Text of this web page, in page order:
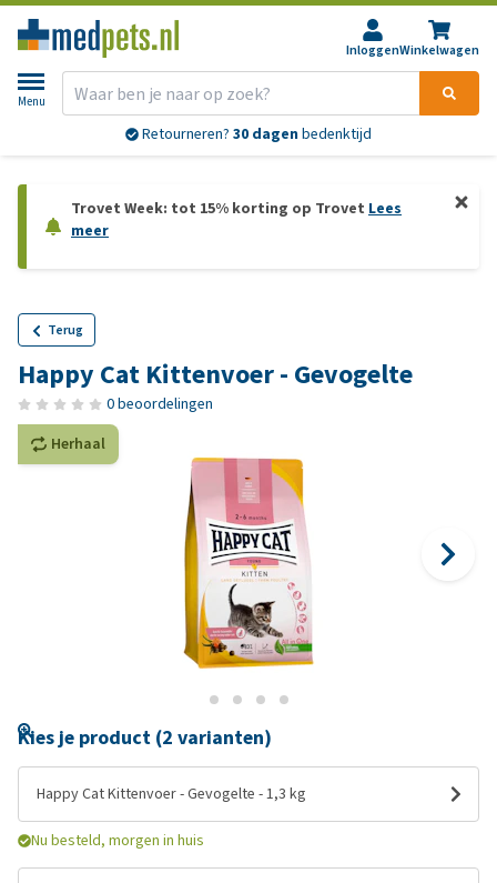
InloggenWinkelwagen
Menu
Retourneren? 30 dagenbedenktijd
Trovet Week: tot 15% korting op Trovet Lees
meer
Terug
Happy Cat Kittenvoer - Gevogelte
0 beoordelingen
Herhaal
Kies je product (2 varianten)
Happy Cat Kittenvoer - Gevogelte - 1,3 kg
Nu besteld, morgen in huis